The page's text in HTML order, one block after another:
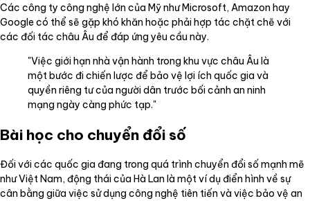
Các công ty công nghệ lớn của Mỹ như Microsoft, Amazon hay
Google có thể sẽ gặp khó khăn hoặc phải hợp tác chặt chẽ với
các đối tác châu Âu để đáp ứng yêu cầu này.
"Việc giới hạn nhà vận hành trong khu vực châu Âu là
một bước đi chiến lược để bảo vệ lợi ích quốc gia và
quyền riêng tư của người dân trước bối cảnh an ninh
mạng ngày càng phức tạp."
Bài học cho chuyển đổi số
Đối với các quốc gia đang trong quá trình chuyển đổi số mạnh mẽ
như Việt Nam, động thái của Hà Lan là một ví dụ điển hình về sự
cân bằng giữa việc sử dụng công nghệ tiên tiến và việc bảo vệ an